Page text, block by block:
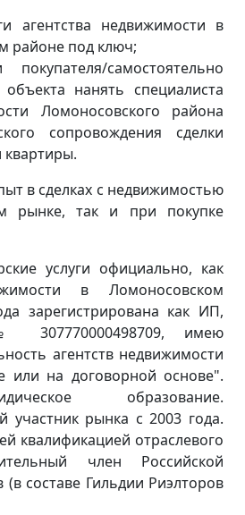
агентства недвижимости в
районе под ключ;
самостоятельно
нанять специалиста
Ломоносовского района
сопровождения сделки
квартиры.
в сделках с недвижимостью
рынке, так и при покупке
услуги официально, как
в Ломоносовском
зарегистрирована как ИП,
307770000498709, имею
агентств недвижимости
или на договорной основе".
образование.
участник рынка с 2003 года.
квалификацией отраслевого
член Российской
(в составе Гильдии Риэлторов